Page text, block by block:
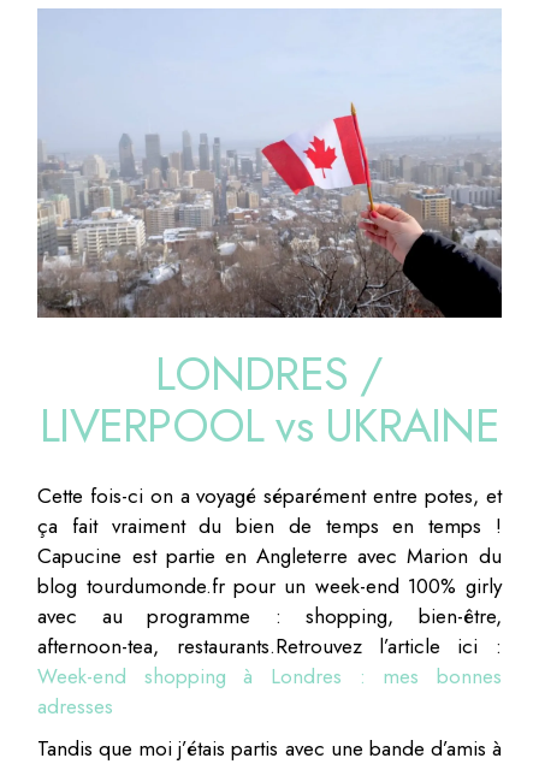
LONDRES /
LIVERPOOL vs UKRAINE
Cette fois-ci on a voyagé séparément entre potes, et
ça fait vraiment du bien de temps en temps !
Capucine est partie en Angleterre avec Marion du
blog tourdumonde.fr pour un week-end 100% girly
avec au programme : shopping, bien-être,
afternoon-tea, restaurants.Retrouvez l’article ici :
Week-end shopping à Londres : mes bonnes
adresses
Tandis que moi j’étais partis avec une bande d’amis à